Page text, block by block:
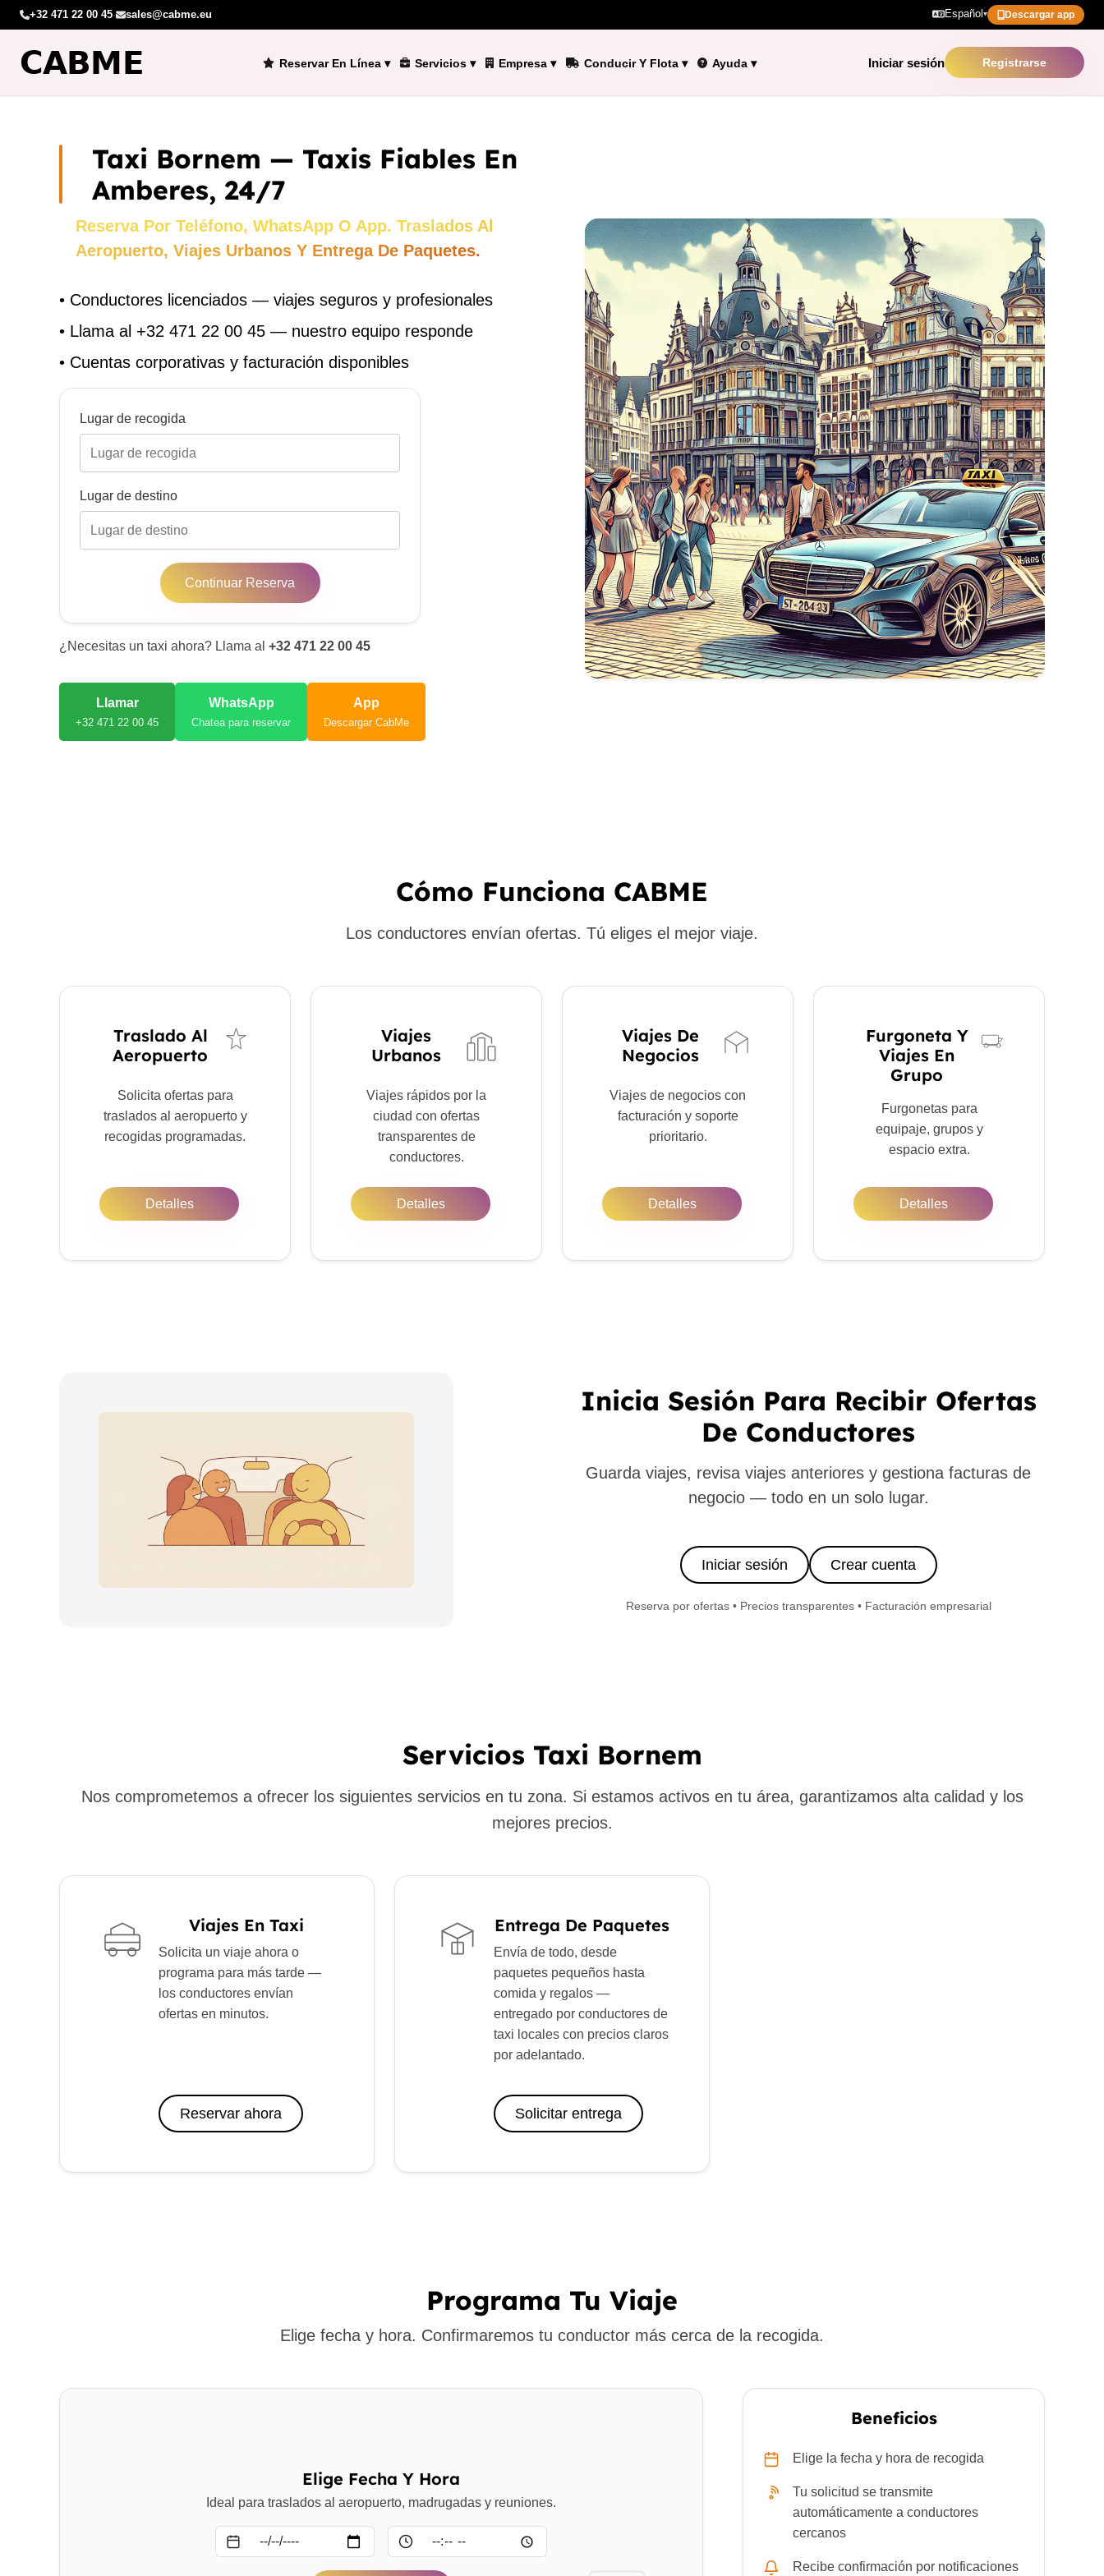
+32 471 22 00 45· sales@cabme.eu Español ▾ Descargar app
Reservar En Línea▾ Servicios ▾ Empresa▾ Conducir Y Flota▾ Ayuda ▾ Iniciar sesión Registrarse
Taxi Bornem — Taxis Fiables En
Amberes, 24/7
Reserva Por Teléfono, WhatsApp O App. Traslados Al
Aeropuerto, Viajes Urbanos Y Entrega De Paquetes.
• Conductores licenciados — viajes seguros y profesionales
• Llama al +32 471 22 00 45 — nuestro equipo responde
• Cuentas corporativas y facturación disponibles
Lugar de recogida
Lugar de destino
Continuar Reserva
¿Necesitas un taxi ahora? Llama al +32 471 22 00 45
Llamar
+32 471 22 00 45
WhatsApp
Chatea para reservar
App
Descargar CabMe
Cómo Funciona CABME
Los conductores envían ofertas. Tú eliges el mejor viaje.
Traslado Al
Aeropuerto
Solicita ofertas para
traslados al aeropuerto y
recogidas programadas.
Detalles
Viajes
Urbanos
Viajes rápidos por la
ciudad con ofertas
transparentes de
conductores.
Detalles
Viajes De
Negocios
Viajes de negocios con
facturación y soporte
prioritario.
Detalles
Furgoneta Y
Viajes En
Grupo
Furgonetas para
equipaje, grupos y
espacio extra.
Detalles
Inicia Sesión Para Recibir Ofertas
De Conductores
Guarda viajes, revisa viajes anteriores y gestiona facturas de
negocio — todo en un solo lugar.
Iniciar sesión Crear cuenta
Reserva por ofertas • Precios transparentes • Facturación empresarial
Servicios Taxi Bornem
Nos comprometemos a ofrecer los siguientes servicios en tu zona. Si estamos activos en tu área, garantizamos alta calidad y los
mejores precios.
Viajes En Taxi
Solicita un viaje ahora o
programa para más tarde —
los conductores envían
ofertas en minutos.
Reservar ahora
Entrega De Paquetes
Envía de todo, desde
paquetes pequeños hasta
comida y regalos —
entregado por conductores de
taxi locales con precios claros
por adelantado.
Solicitar entrega
Programa Tu Viaje
Elige fecha y hora. Confirmaremos tu conductor más cerca de la recogida.
Elige Fecha Y Hora
Ideal para traslados al aeropuerto, madrugadas y reuniones.
Beneficios
Elige la fecha y hora de recogida
Tu solicitud se transmite
automáticamente a conductores
cercanos
Recibe confirmación por notificaciones